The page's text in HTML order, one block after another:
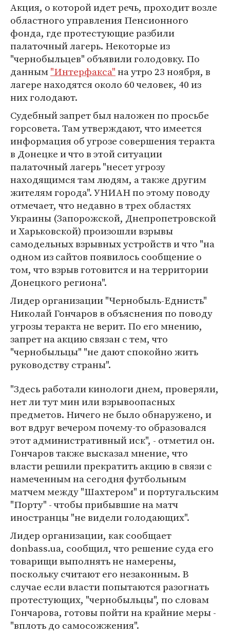
Акция, о которой идет речь, проходит возле
областного управления Пенсионного
фонда, где протестующие разбили
палаточный лагерь. Некоторые из
"чернобыльцев" объявили голодовку. По
данным"Интерфакса"на утро 23 ноября, в
лагере находятся около 60 человек, 40 из
них голодают.
Судебный запрет был наложен по просьбе
горсовета. Там утверждают, что имеется
информация об угрозе совершения теракта
в Донецке и что в этой ситуации
палаточный лагерь "несет угрозу
находящимся там людям, а также другим
жителям города". УНИАН по этому поводу
отмечает, что недавно в трех областях
Украины (Запорожской, Днепропетровской
и Харьковской) произошли взрывы
самодельных взрывных устройств и что "на
одном из сайтов появилось сообщение о
том, что взрыв готовится и на территории
Донецкого региона".
Лидер организации "Чернобыль-Еднисть"
Николай Гончаров в объяснения по поводу
угрозы теракта не верит. По его мнению,
запрет на акцию связан с тем, что
"чернобыльцы" "не дают спокойно жить
руководству страны".
"Здесь работали кинологи днем, проверяли,
нет ли тут мин или взрывоопасных
предметов. Ничего не было обнаружено, и
вот вдруг вечером почему-то образовался
этот административный иск", - отметил он.
Гончаров также высказал мнение, что
власти решили прекратить акцию в связи с
намеченным на сегодня футбольным
матчем между "Шахтером" и португальским
"Порту" - чтобы прибывшие на матч
иностранцы "не видели голодающих".
Лидер организации, как сообщает
donbass.ua, сообщил, что решение суда его
товарищи выполнять не намерены,
поскольку считают его незаконным. В
случае если власти попытаются разогнать
протестующих, "чернобыльцы", по словам
Гончарова, готовы пойти на крайние меры -
"вплоть до самосожжения".